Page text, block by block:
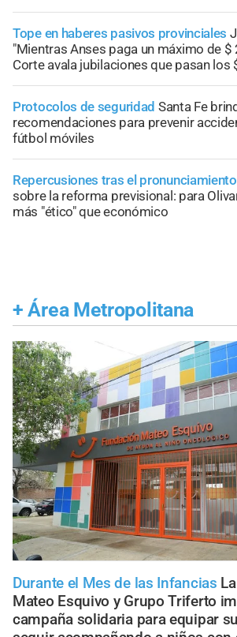
Tope en haberes pasivos provinciales
"Mientras Anses paga un máximo de $
Corte avala jubilaciones que pasan los
Protocolos de seguridad Santa Fe
recomendaciones para prevenir
fútbol móviles
Repercusiones tras el pronunciamiento
sobre la reforma previsional: para
más "ético" que económico
+ Área Metropolitana
Durante el Mes de las Infancias
Mateo Esquivo y Grupo Triferto
campaña solidaria para equipar